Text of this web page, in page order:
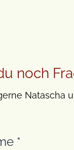
noch
Natascha
*